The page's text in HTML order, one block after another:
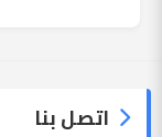
اتصل بنا